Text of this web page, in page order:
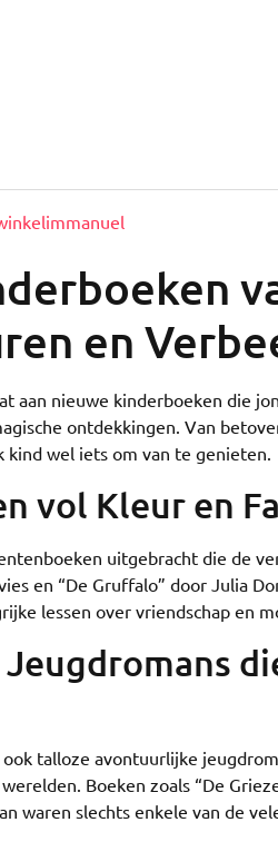
en
aan nieuwe kinderboeken die
ontdekkingen. Van
kind wel iets om van te genieten.
vol Kleur en
uitgebracht die de
en “De Gruffalo” door Julia
lessen over vriendschap en
talloze avontuurlijke
Boeken zoals “De
waren slechts enkele van de